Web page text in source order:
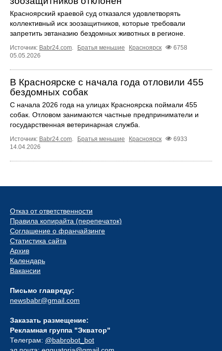
Красноярский краевой суд отказался удовлетворять
коллективный иск зоозащитников, которые требовали
запретить эвтаназию бездомных животных в регионе.
Источник: Babr24.com. Братья меньшие Красноярск
6758
05.05.2026
В Красноярске с начала года отловили 455
бездомных собак
С начала 2026 года на улицах Красноярска поймали 455
собак. Отловом занимаются частные предприниматели и
государственная ветеринарная служба.
Источник: Babr24.com. Братья меньшие Красноярск
6933
14.04.2026
Отказ от ответственности
Правила копирайта (перепечаток)
Соглашение о франчайзинге
Статистика сайта
Архив
Календарь
Вакансии
Письмо главреду:
newsbabr@gmail.com
Заказать размещение:
Рекламная группа "Экватор"
Телеграм: @babrobot_bot